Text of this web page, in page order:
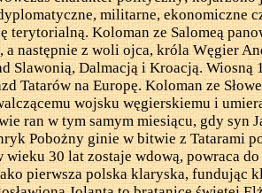
militarne, ekonomiczne
terytorialną.Koloman ze Salomeą
a następnie z woli ojca, króla Węgier
Slawonią, Dalmacją i Kroacją. Wiosną
Tatarów na Europę.Kolomanze
wojsku węgierskiemu i
ran w tym samym miesiącu, gdy syn
Pobożny ginie w bitwie z Tatarami
wieku 30 lat zostaje wdową, powraca
pierwsza polska klaryska, fundując